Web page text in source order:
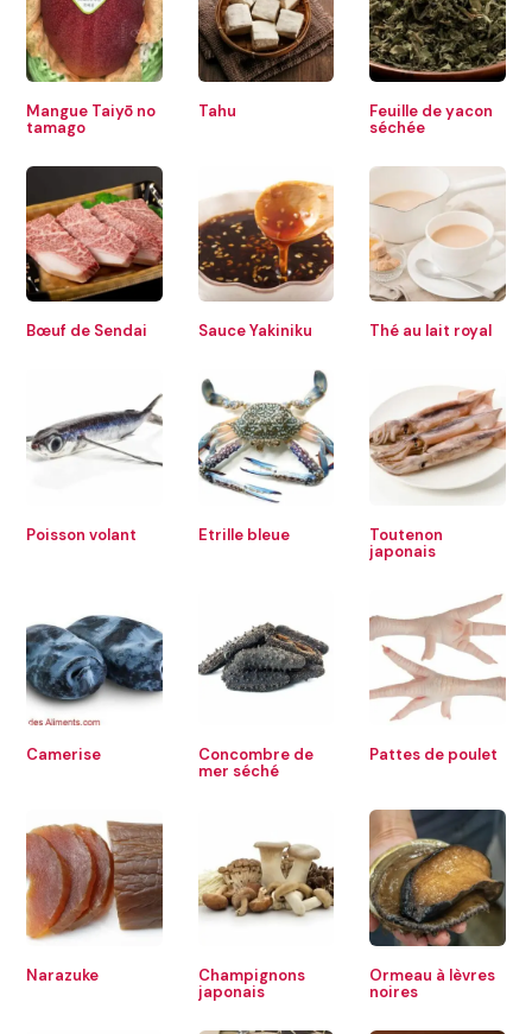
Mangue Taiyō no
tamago
Tahu
Feuille de yacon
séchée
Bœuf de Sendai Sauce Yakiniku Thé au lait royal
Poisson volant Etrille bleue
Toutenon
japonais
Camerise
Concombre de
mer séché
Pattes de poulet
Narazuke
Champignons
japonais
Ormeau à lèvres
noires